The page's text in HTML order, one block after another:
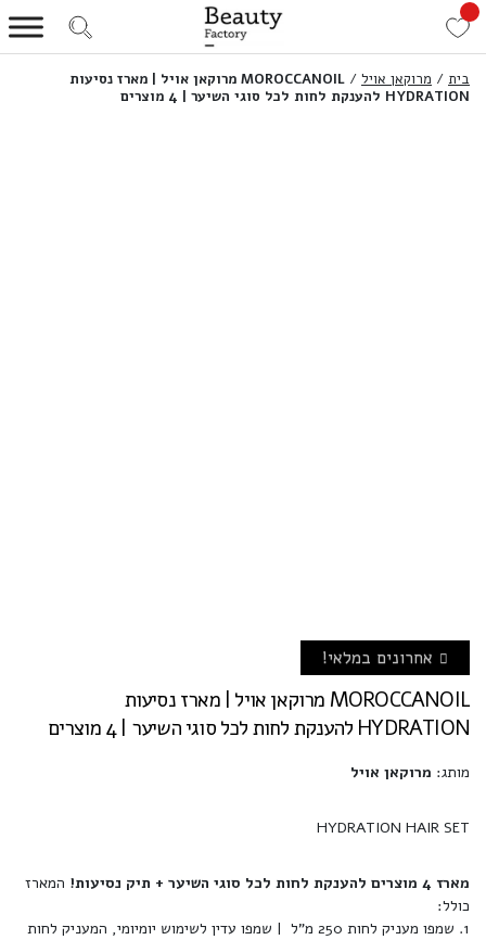
בית / מרוקאן אויל /
MOROCCANOIL מרוקאן אויל | מארז נסיעות
HYDRATION להענקת לחות לכל סוגי השיער | 4 מוצרים
אחרונים במלאי!
MOROCCANOIL מרוקאן אויל | מארז נסיעות
HYDRATION להענקת לחות לכל סוגי השיער | 4 מוצרים
מותג: מרוקאן אויל
HYDRATION HAIR SET
מארז 4 מוצרים להענקת לחות לכל סוגי השיער + תיק נסיעות!
המארז
כולל:
1. שמפו מעניק לחות 250 מ"ל | שמפו עדין לשימוש יומיומי, המעניק לחות